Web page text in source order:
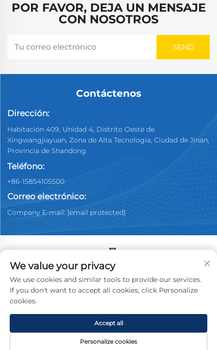
POR FAVOR, DEJA UN MENSAJE
CON NOSOTROS
Contáctenos
Dirección:
Habitación 409, Unidad 4, Distrito Oeste de
Xingwangjiayuan, Zona de Alta Tecnología, Ciudad de Jinan,
Provincia de Shandong
Teléfono:
+86-15854105500
Correo electrónico:
Company E-mail: [email protected]
Copyright © 2025 China Jinan Youpin Used Car
Dealership Co., Ltd. Todos los derechos reservados.
Política de privacidad
We value your privacy
We use cookies and similar tools to provide our services.
If you don't want to accept all cookies, click Personalize
cookies.
Personalize cookies
Accept all